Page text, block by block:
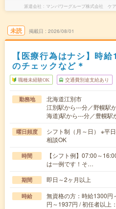
派遣会社 マンパワーグループ株式会社 ケ
未読 掲載日 2026/08/01
【医療行為はナシ】時
のチェックなど＊
職種未経験OK 交通費別途支給あり
勤務地
北海道江別市
江別駅から---分／野幌駅
海道)駅から---分／豊幌駅
曜日頻度
シフト制（月～日） ※平
相談OK
時間
【シフト例】07:00～
は一例です！そ…
期間 即日～2ヶ月以上
時給
無資格の方：時給1300円
円～1937円 / 初任者以上